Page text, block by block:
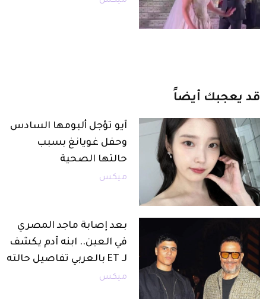
قد يعجبك أيضاً
آيو تؤجل ألبومها السادس
وحفل غويانغ بسبب
حالتها الصحية
ميكس
بعد إصابة ماجد المصري
في العين.. ابنه آدم يكشف
لـ ET بالعربي تفاصيل حالته
ميكس